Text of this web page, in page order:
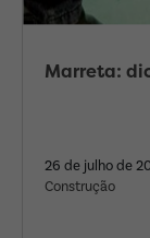
Marreta:
26 de julho de
Construção